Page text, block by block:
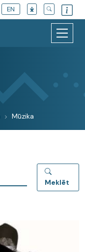
EN
Mūzika
Meklēt